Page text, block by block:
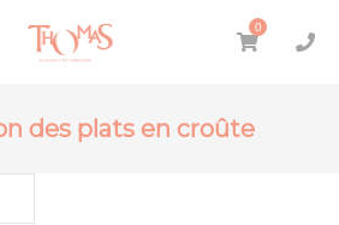
0
des plats en croûte